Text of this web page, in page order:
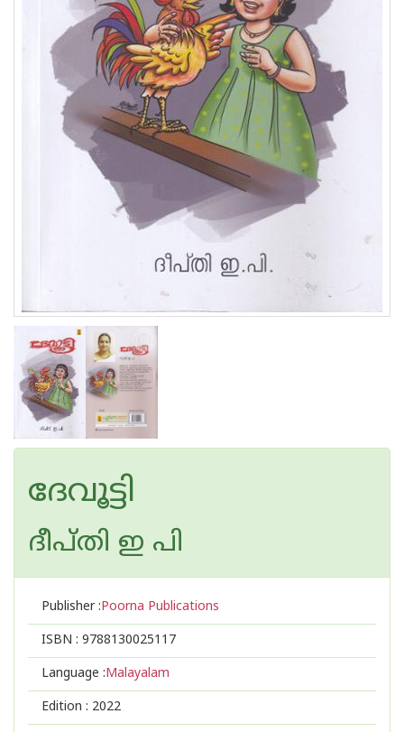
ദേവൂട്ടി
ദീപ്തി ഇ പി
Publisher :Poorna Publications
ISBN : 9788130025117
Language :Malayalam
Edition : 2022